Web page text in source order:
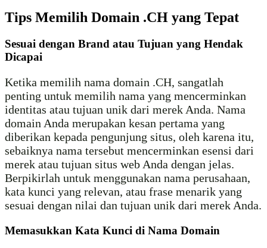
Tips Memilih Domain .CH yang Tepat
Sesuai dengan Brand atau Tujuan yang Hendak
Dicapai
Ketika memilih nama domain .CH, sangatlah
penting untuk memilih nama yang mencerminkan
identitas atau tujuan unik dari merek Anda. Nama
domain Anda merupakan kesan pertama yang
diberikan kepada pengunjung situs, oleh karena itu,
sebaiknya nama tersebut mencerminkan esensi dari
merek atau tujuan situs web Anda dengan jelas.
Berpikirlah untuk menggunakan nama perusahaan,
kata kunci yang relevan, atau frase menarik yang
sesuai dengan nilai dan tujuan unik dari merek Anda.
Memasukkan Kata Kunci di Nama Domain